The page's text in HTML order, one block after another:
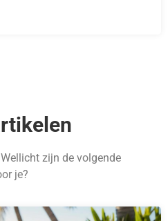
zijn de volgende
je?